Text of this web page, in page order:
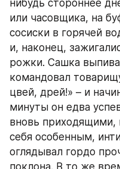
нибудь стороннее
или часовщика, на
сосиски в горячей
и, наконец,
рожки. Сашка
командовал
цвей, дрей!» – и
минуты он едва
вновь приходящими,
себя особенным,
оглядывал гордо
поклона. В то же